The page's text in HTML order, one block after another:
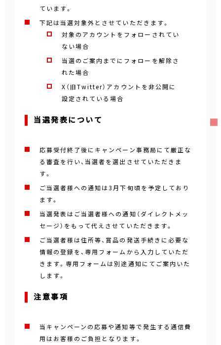
ています。
下記は当選対象外とさせていただきます。
対象のアカウントをフォローされてい
ない場合
当選のご案内までにフォローを解除さ
れた場合
X（旧Twitter）アカウントを非公開に
設定されている場合
当選発表について
応募受付終了後にキャンペーン事務局にて厳正な
る審査を行い、当選者を選出させていただきま
す。
ご当選者様への通知は3月下旬頃を予定しており
ます。
当選発表はご当選者様への通知（ダイレクトメッ
セージ）をもって代えさせていただきます。
ご当選者様は住所等、賞品の発送手続きに必要な
情報の登録を、専用フォームから入力していただ
きます。専用フォームは別途通知にてご案内いた
します。
注意事項
当キャンペーンの応募や通知等で発生する通信費
用はお客様のご負担となります。